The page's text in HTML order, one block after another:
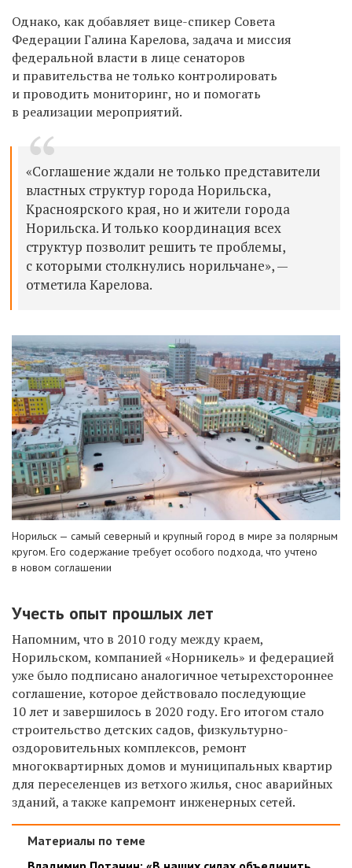
Однако, как добавляет вице-спикер Совета
Федерации Галина Карелова, задача и миссия
федеральной власти в лице сенаторов
и правительства не только контролировать
и проводить мониторинг, но и помогать
в реализации мероприятий.
«Соглашение ждали не только представители
властных структур города Норильска,
Красноярского края, но и жители города
Норильска. И только координация всех
структур позволит решить те проблемы,
с которыми столкнулись норильчане», —
отметила Карелова.
Норильск — самый северный и крупный город в мире за полярным
кругом. Его содержание требует особого подхода, что учтено
в новом соглашении
Учесть опыт прошлых лет
Напомним, что в 2010 году между краем,
Норильском, компанией «Норникель» и федерацией
уже было подписано аналогичное четырехстороннее
соглашение, которое действовало последующие
10 лет и завершилось в 2020 году. Его итогом стало
строительство детских садов, физкультурно-
оздоровительных комплексов, ремонт
многоквартирных домов и муниципальных квартир
для переселенцев из ветхого жилья, снос аварийных
зданий, а также капремонт инженерных сетей.
Материалы по теме